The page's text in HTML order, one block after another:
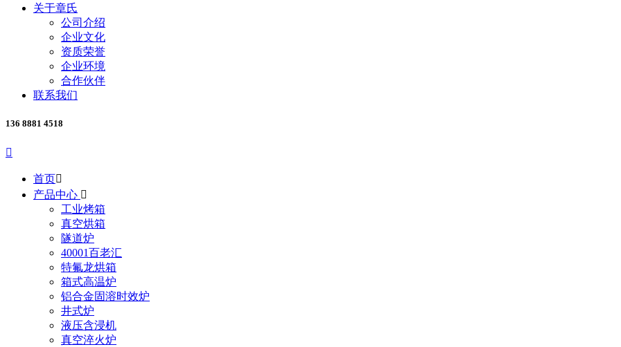
关于章氏
公司介绍
企业文化
资质荣誉
企业环境
合作伙伴
联系我们
136 8881 4518

首页
产品中心 
工业烤箱
真空烘箱
隧道炉
40001百老汇
特氟龙烘箱
箱式高温炉
铝合金固溶时效炉
井式炉
液压含浸机
真空淬火炉